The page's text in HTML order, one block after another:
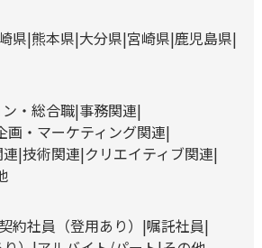
県 熊本県 大分県 宮崎県 鹿児島県
・総合職 事務関連
画・マーケティング関連
技術関連 クリエイティブ関連
契約社員（登用あり）
嘱託社員